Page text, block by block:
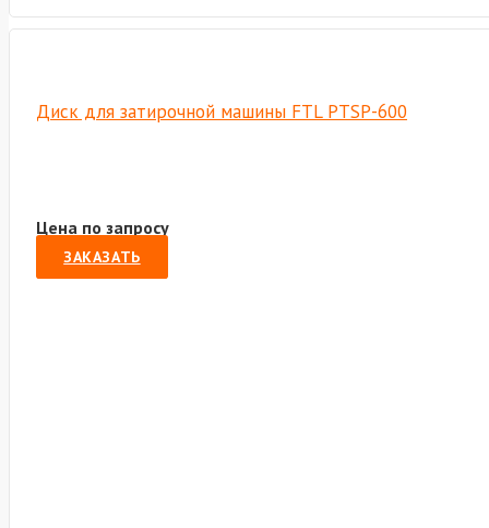
Диск для затирочной машины FTL PTSP-600
Цена по запросу
ЗАКАЗАТЬ